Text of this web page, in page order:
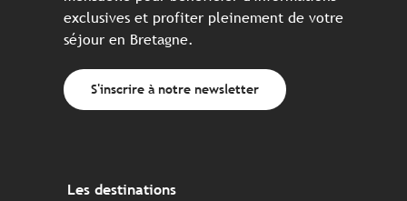
exclusives et profiter pleinement de votre
séjour en Bretagne.
S'inscrire à notre newsletter
Les destinations